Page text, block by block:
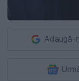
Adaugă-